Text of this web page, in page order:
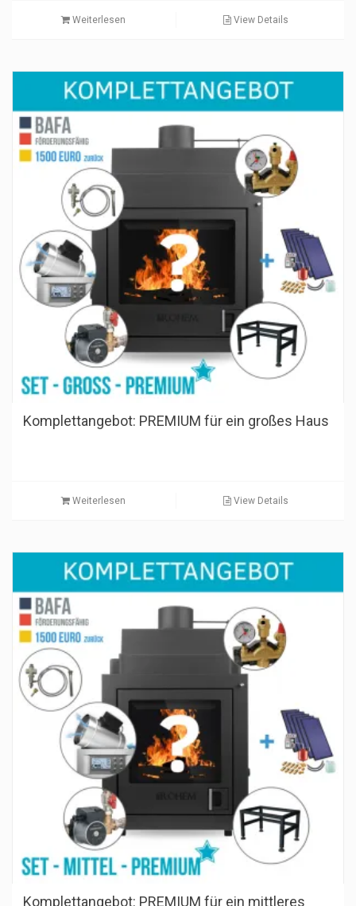
Weiterlesen View Details
Komplettangebot: PREMIUM für ein großes Haus
Weiterlesen View Details
Komplettangebot: PREMIUM für ein mittleres